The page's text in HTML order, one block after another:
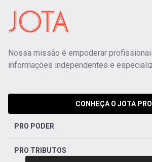
Nossa missão é empoderar
informações independentes e
CONHEÇA O JOTA PRO
PRO PODER
PRO TRIBUTOS